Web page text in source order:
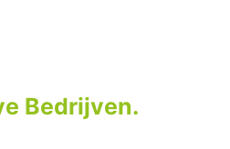
Bedrijven.